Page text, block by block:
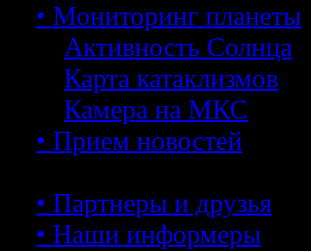
• Мониторинг планеты
Активность Солнца
Карта катаклизмов
Камера на МКС
• Прием новостей
• Партнеры и друзья
• Наши информеры